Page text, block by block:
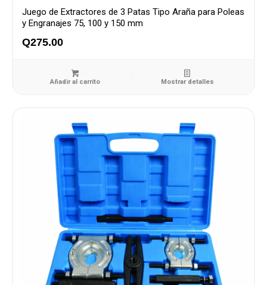
Juego de Extractores de 3 Patas Tipo Araña para Poleas
y Engranajes 75, 100 y 150 mm
Q275.00
Añadir al carrito Mostrar detalles